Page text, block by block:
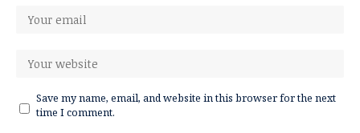
Save my name, email, and website in this browser for the next
time I comment.